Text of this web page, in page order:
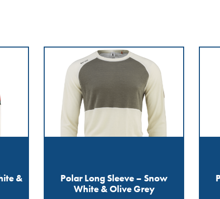
&
Polar Long Sleeve – Snow
White & Olive Grey